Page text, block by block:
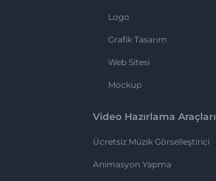
Logo
Grafik Tasarım
Web Sitesi
Mockup
Video Hazırlama Araçları
Ücretsiz Müzik Görselleştirici
Animasyon Yapma